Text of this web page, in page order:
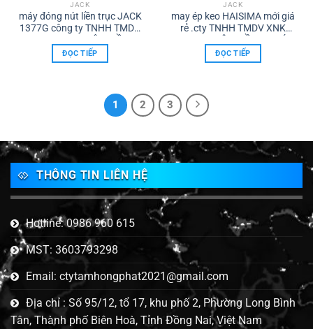
JACK
máy đóng nút liền trục JACK
1377G công ty TNHH TMDV
PHÁT dại lý uỷ quyền thuong
hiệu JACK tai đồng nai
ĐỌC TIẾP
JACK
may ép keo HAISIMA mới giá
rẻ .cty TNHH TMDV XNK
ĐỌC TIẾP
1 2 3
THÔNG TIN LIÊN HỆ
Hotline: 0986 960 615
MST: 3603793298
Email: ctytamhongphat2021@gmail.com
Địa chỉ : Số 95/12, tổ 17, khu phố 2, Phường Long Bình
Tân, Thành phố Biên Hoà, Tỉnh Đồng Nai, Việt Nam